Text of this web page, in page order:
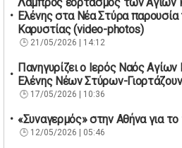
Ελένης στα Νέα Στύρα
Καρυστίας (video-photos)
21/05/2026 | 14:12
Πανηγυρίζει ο Ιερός Ναός
Ελένης Νέων Στύρων-
17/05/2026 | 10:36
«Συναγερμός» στην Αθήνα για
12/05/2026 | 05:46